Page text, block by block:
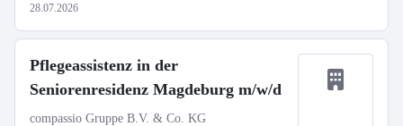
28.07.2026
Pflegeassistenz in der
Seniorenresidenz Magdeburg m/w/d
compassio Gruppe B.V. & Co. KG